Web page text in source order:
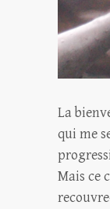
La
qui me
Mais ce